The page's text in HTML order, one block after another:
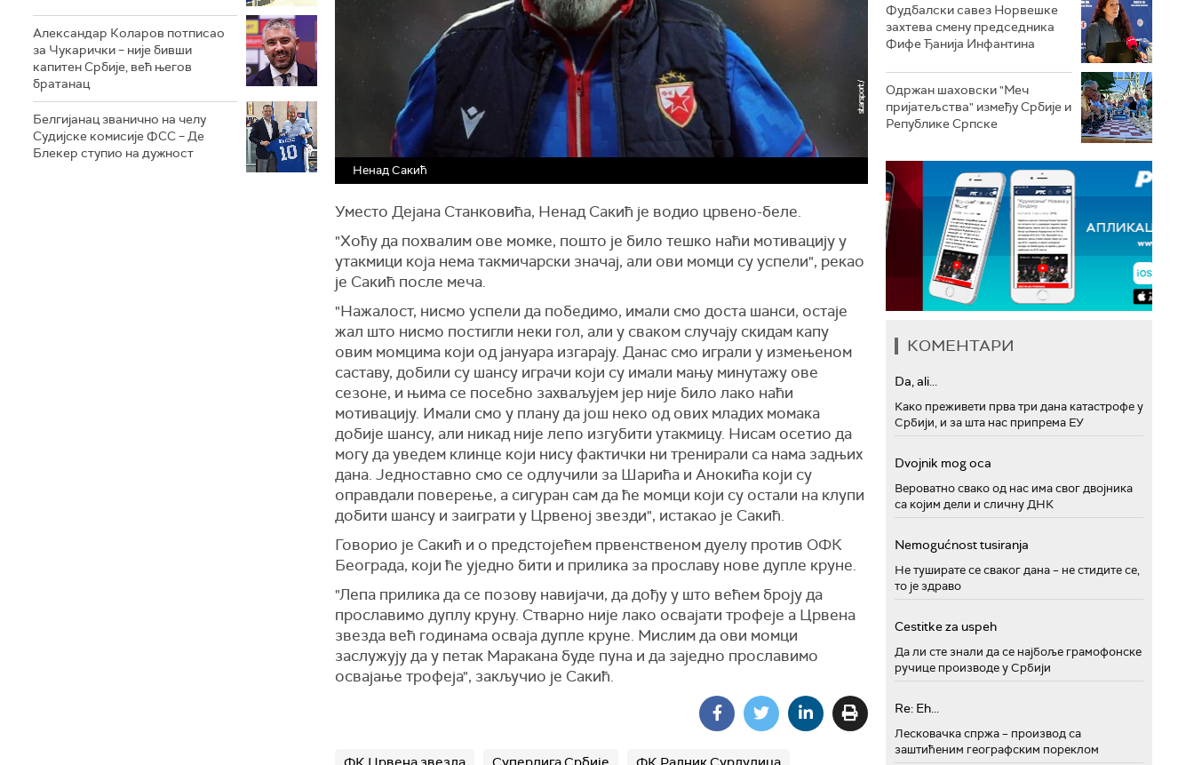
Александар Коларов потписао
за Чукарички – није бивши
капитен Србије, већ његов
братанац
Белгијанац званично на челу
Судијске комисије ФСС – Де
Блекер ступио на дужност
Ненад Сакић
Уместо Дејана Станковића, Ненад Сакић је водио црвено-беле.
"Хоћу да похвалим ове момке, пошто је било тешко наћи мотивацију у
утакмици која нема такмичарски значај, али ови момци су успели", рекао
је Сакић после меча.
"Нажалост, нисмо успели да победимо, имали смо доста шанси, остаје
жал што нисмо постигли неки гол, али у сваком случају скидам капу
овим момцима који од јануара изгарају. Данас смо играли у измењеном
саставу, добили су шансу играчи који су имали мању минутажу ове
сезоне, и њима се посебно захваљујем јер није било лако наћи
мотивацију. Имали смо у плану да још неко од ових младих момака
добије шансу, али никад није лепо изгубити утакмицу. Нисам осетио да
могу да уведем клинце који нису фактички ни тренирали са нама задњих
дана. Једноставно смо се одлучили за Шарића и Анокића који су
оправдали поверење, а сигуран сам да ће момци који су остали на клупи
добити шансу и заиграти у Црвеној звезди", истакао је Сакић.
Говорио је Сакић и о предстојећем првенственом дуелу против ОФК
Београда, који ће уједно бити и прилика за прославу нове дупле круне.
"Лепа прилика да се позову навијачи, да дођу у што већем броју да
прославимо дуплу круну. Стварно није лако освајати трофеје а Црвена
звезда већ годинама осваја дупле круне. Мислим да ови момци
заслужују да у петак Маракана буде пуна и да заједно прославимо
освајање трофеја", закључио је Сакић.
Фудбалски савез Норвешке
захтева смену председника
Фифе Ђанија Инфантина
Одржан шаховски "Меч
пријатељства" између Србије и
Републике Српске
КОМЕНТАРИ
Da, ali...
Како преживети прва три дана катастрофе у
Србији, и за шта нас припрема ЕУ
Dvojnik mog oca
Вероватно свако од нас има свог двојника
са којим дели и сличну ДНК
Nemogućnost tusiranja
Не туширате се сваког дана – не стидите се,
то је здраво
Cestitke za uspeh
Да ли сте знали да се најбоље грамофонске
ручице производе у Србији
Re: Eh...
Лесковачка спржа – производ са
заштићеним географским пореклом